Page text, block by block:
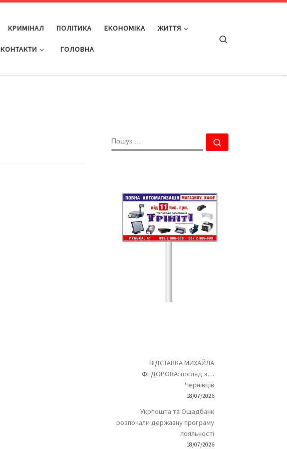
КРИМІНАЛ ПОЛІТИКА ЕКОНОМІКА ЖИТТЯ
КОНТАКТИ ГОЛОВНА
ПОШУК
ВІДСТАВКА МИХАЙЛА
ФЕДОРОВА: погляд з…
Чернівців
18/07/2026
Укрпошта та Ощадбанк
розпочали державну програму
лояльності
18/07/2026